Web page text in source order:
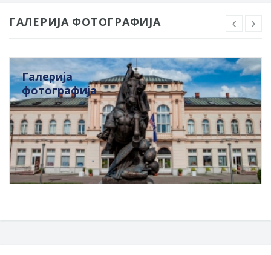
ГАЛЕРИЈА ФОТОГРАФИЈА
Галерија
фотографија